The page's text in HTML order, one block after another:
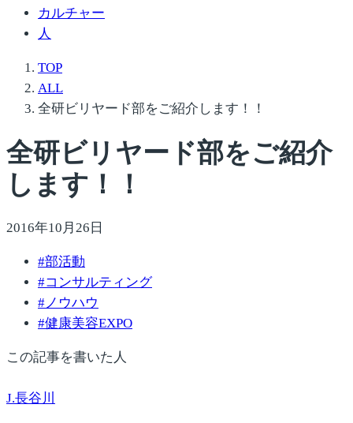
カルチャー
人
TOP
ALL
全研ビリヤード部をご紹介します！！
全研ビリヤード部をご紹介
します！！
2016年10月26日
#部活動
#コンサルティング
#ノウハウ
#健康美容EXPO
この記事を書いた人
J.長谷川